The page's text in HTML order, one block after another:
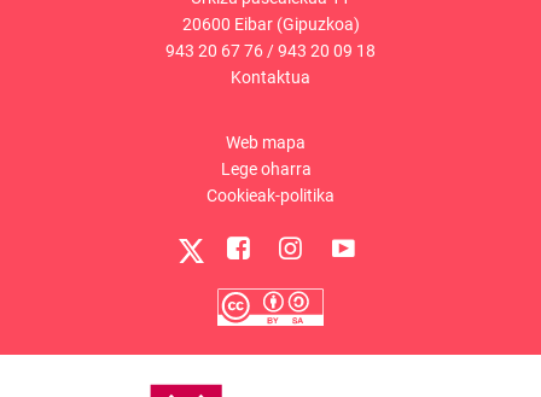
20600 Eibar (Gipuzkoa)
943 20 67 76/943 20 09 18
Kontaktua
Web mapa
Lege oharra
Cookieak-politika